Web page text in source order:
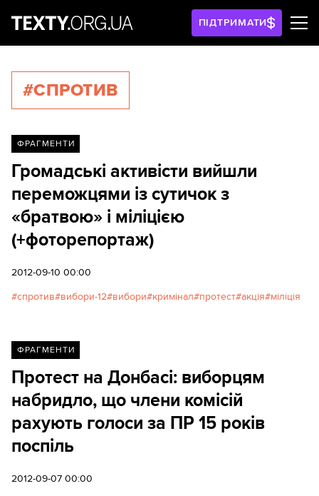
ПІДТРИМАТИ
#СПРОТИВ
ФРАГМЕНТИ
Громадські активісти вийшли
переможцями із сутичок з
«братвою» і міліцією
(+фоторепортаж)
2012-09-10 00:00
спротив вибори-12 вибори кримінал протест акція міліція
ФРАГМЕНТИ
Протест на Донбасі: виборцям
набридло, що члени комісій
рахують голоси за ПР 15 років
поспіль
2012-09-07 00:00